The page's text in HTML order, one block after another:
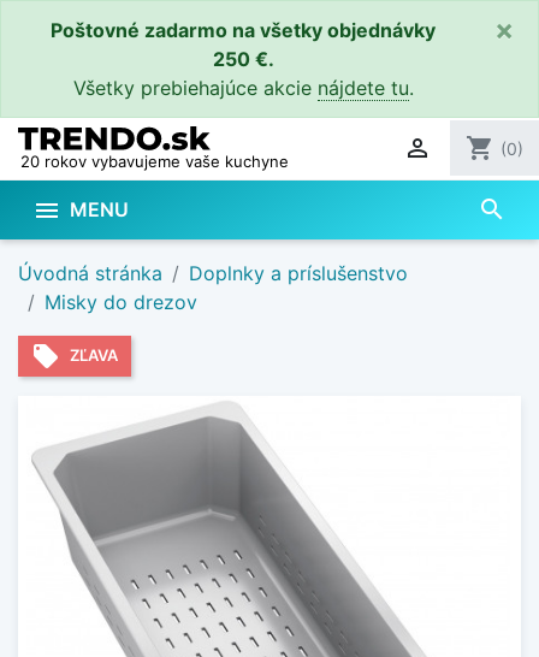
Poštovné zadarmo na všetky objednávky
250 €.
Všetky prebiehajúce akcie nájdete tu.
×
20 rokov vybavujeme vaše kuchyne  shopping_cart (0)
 MENU search
Úvodná stránka
Doplnky a príslušenstvo
Misky do drezov
local_offer ZĽAVA